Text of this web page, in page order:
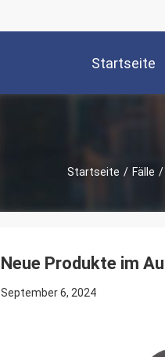
Startseite
Startseite / Fälle /
Neue Produkte im
September 6, 2024